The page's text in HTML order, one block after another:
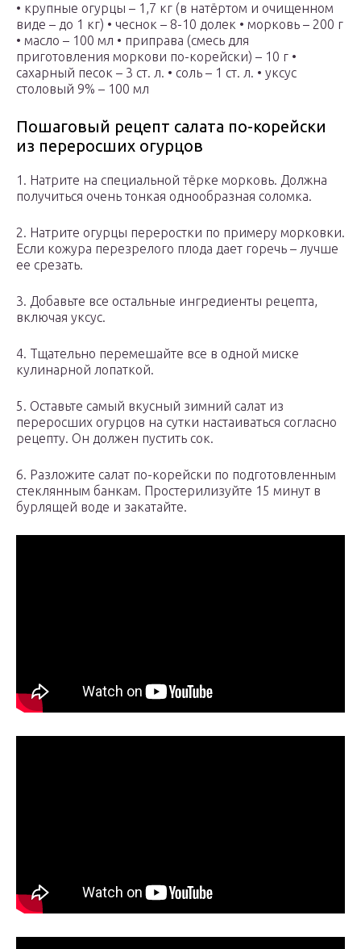
• крупные огурцы – 1,7 кг (в натёртом и очищенном
виде – до 1 кг) • чеснок – 8-10 долек • морковь – 200 г
• масло – 100 мл • приправа (смесь для
приготовления моркови по-корейски) – 10 г •
сахарный песок – 3 ст. л. • соль – 1 ст. л. • уксус
столовый 9% – 100 мл
Пошаговый рецепт салата по-корейски
из переросших огурцов
1. Натрите на специальной тёрке морковь. Должна
получиться очень тонкая однообразная соломка.
2. Натрите огурцы переростки по примеру морковки.
Если кожура перезрелого плода дает горечь – лучше
ее срезать.
3. Добавьте все остальные ингредиенты рецепта,
включая уксус.
4. Тщательно перемешайте все в одной миске
кулинарной лопаткой.
5. Оставьте самый вкусный зимний салат из
переросших огурцов на сутки настаиваться согласно
рецепту. Он должен пустить сок.
6. Разложите салат по-корейски по подготовленным
стеклянным банкам. Простерилизуйте 15 минут в
бурлящей воде и закатайте.